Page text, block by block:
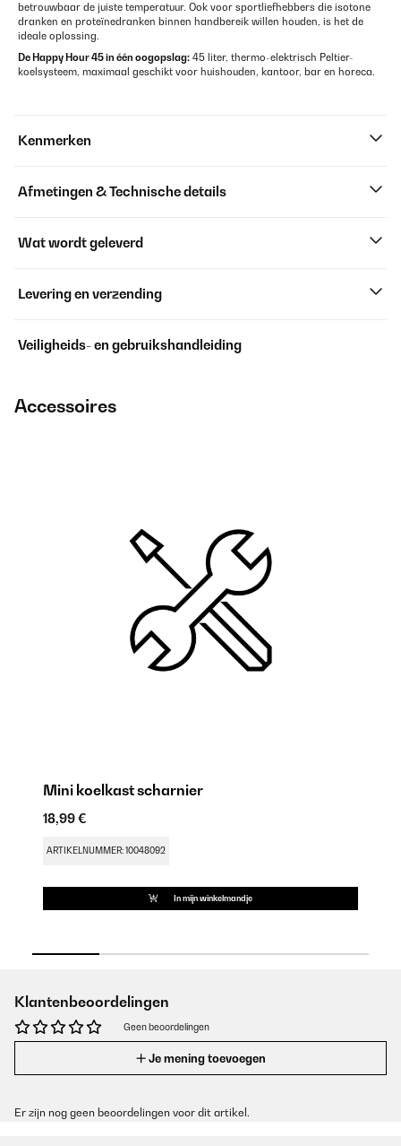
betrouwbaar de juiste temperatuur. Ook voor sportliefhebbers die isotone
dranken en proteïnedranken binnen handbereik willen houden, is het de
ideale oplossing.
De Happy Hour 45 in één oogopslag: 45 liter, thermo-elektrisch Peltier-
koelsysteem, maximaal geschikt voor huishouden, kantoor, bar en horeca.
Kenmerken
Afmetingen & Technische details
Wat wordt geleverd
Levering en verzending
Veiligheids- en gebruikshandleiding
Accessoires
Mini koelkast scharnier
18,99 €
ARTIKELNUMMER: 10048092
In mijn winkelmandje
Klantenbeoordelingen
Geen beoordelingen
Je mening toevoegen
Er zijn nog geen beoordelingen voor dit artikel.